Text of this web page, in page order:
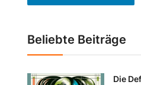
Beliebte Beiträge
Die